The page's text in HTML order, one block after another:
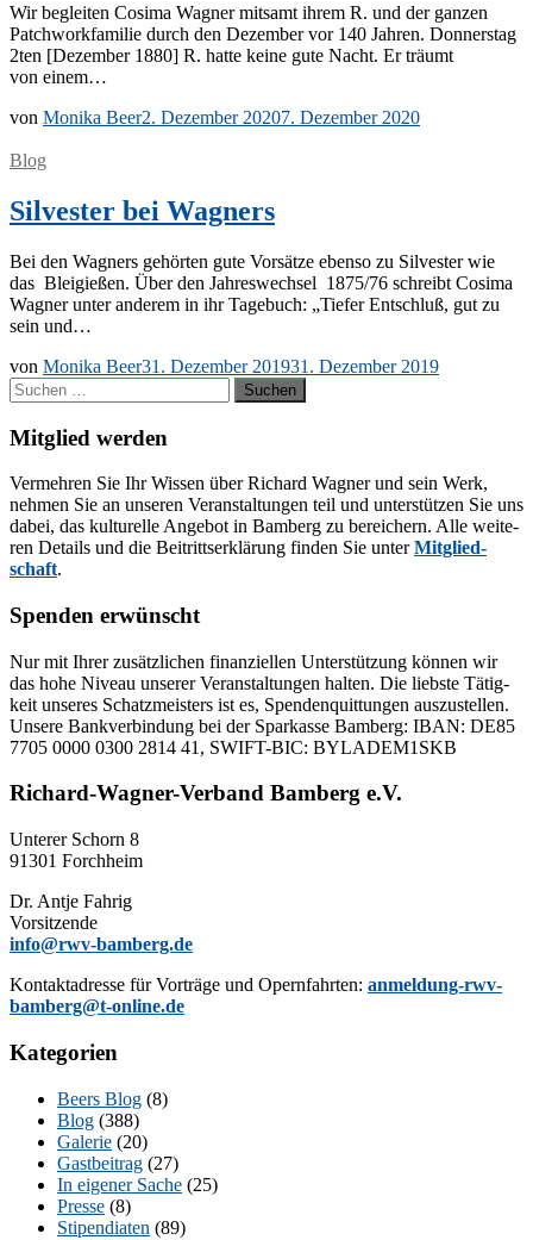
Wir be­glei­ten Co­si­ma Wag­ner mit­samt ih­rem R. und der gan­zen
Patch­work­fa­mi­lie durch den De­zem­ber vor 140 Jah­ren. Don­ners­tag
2ten [De­zem­ber 1880] R. hat­te kei­ne gute Nacht. Er träumt
von einem…
von Monika Beer2. Dezember 20207. Dezember 2020
Blog
Silvester bei Wagners
Bei den Wag­ners ge­hör­ten gute Vor­sät­ze eben­so zu Sil­ves­ter wie
das Blei­gie­ßen. Über den Jah­res­wech­sel 1875/76 schreibt Co­si­ma
Wag­ner un­ter an­de­rem in ihr Ta­ge­buch: „Tie­fer Ent­schluß, gut zu
sein und…
von Monika Beer31. Dezember 201931. Dezember 2019
Suchen
nach:
Mitglied werden
Ver­meh­ren Sie Ihr Wis­sen über Ri­chard Wag­ner und sein Werk,
neh­men Sie an un­se­ren Ver­an­stal­tun­gen teil und un­ter­stüt­zen Sie uns
da­bei, das kul­tu­rel­le An­ge­bot in Bam­berg zu be­rei­chern. Alle wei­te­
ren De­tails und die Bei­tritts­er­klä­rung fin­den Sie un­terMit­glied­
schaft.
Spenden erwünscht
Nur mit Ih­rer zu­sätz­li­chen fi­nan­zi­el­len Un­ter­stüt­zung kön­nen wir
das hohe Ni­veau un­se­rer Ver­an­stal­tun­gen hal­ten. Die liebs­te Tä­tig­
keit un­se­res Schatz­meis­ters ist es, Spen­den­quit­tun­gen aus­zu­stel­len.
Un­se­re Bank­ver­bin­dung bei der Spar­kas­se Bam­berg: IBAN: DE85
7705 0000 0300 2814 41, SWIFT-BIC: BYLADEM1SKB
Richard-Wagner-Verband Bamberg e.V.
Un­te­rer Schorn 8
91301 Forchheim
Dr. Ant­je Fahrig
Vorsitzende
info@rwv-bamberg.de
Kon­takt­adres­se für Vor­trä­ge und Opern­fahr­ten: anmeldung-rwv-
bamberg@t-online.de
Kategorien
Beers Blog (8)
Blog (388)
Galerie (20)
Gastbeitrag (27)
In eigener Sache (25)
Presse (8)
Stipendiaten (89)